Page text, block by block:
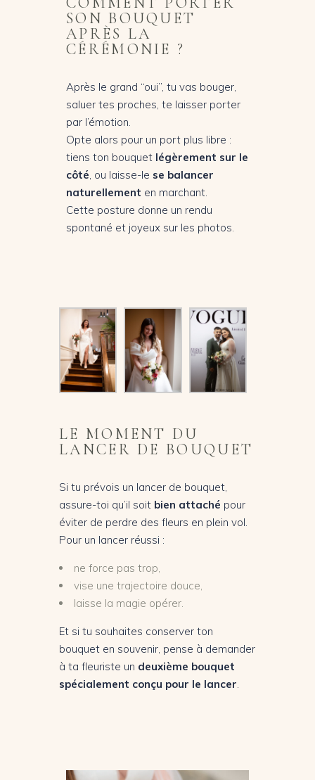
SON BOUQUET
APRÈS LA
CÉRÉMONIE ?
Après le grand “oui”, tu vas bouger,
saluer tes proches, te laisser porter
par l’émotion.
Opte alors pour un port plus libre :
tiens ton bouquet légèrement sur le
côté, ou laisse-le se balancer
naturellement en marchant.
Cette posture donne un rendu
spontané et joyeux sur les photos.
LE MOMENT DU
LANCER DE BOUQUET
Si tu prévois un lancer de bouquet,
assure-toi qu’il soit bien attaché pour
éviter de perdre des fleurs en plein vol.
Pour un lancer réussi :
ne force pas trop,
vise une trajectoire douce,
laisse la magie opérer.
Et si tu souhaites conserver ton
bouquet en souvenir, pense à demander
à ta fleuriste un deuxième bouquet
spécialement conçu pour le lancer